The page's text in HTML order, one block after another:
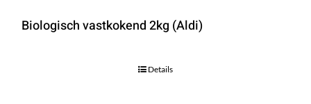
Biologisch vastkokend 2kg (Aldi)
Details